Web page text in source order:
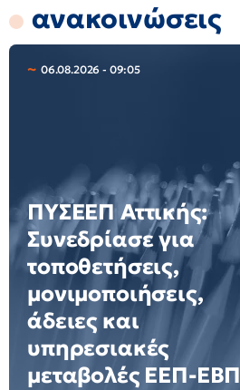
ανακοινώσεις
06.08.2026 - 09:05
ΠΥΣΕΕΠ Αττικής:
Συνεδρίασε για
τοποθετήσεις,
μονιμοποιήσεις,
άδειες και
υπηρεσιακές
μεταβολές ΕΕΠ-ΕΒΠ